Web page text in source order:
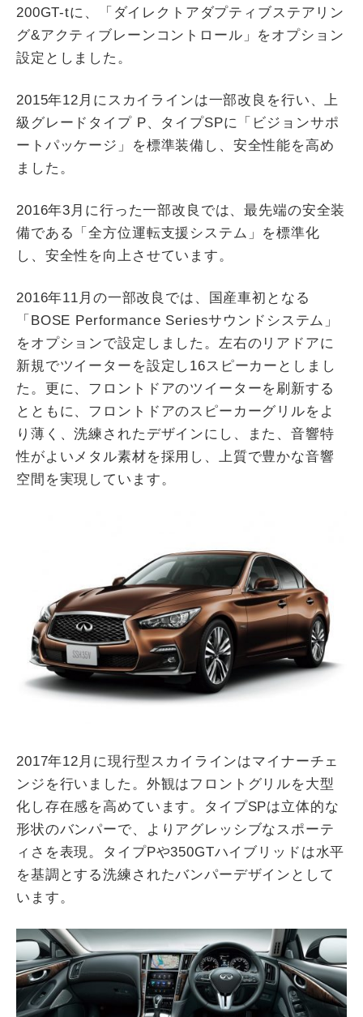
200GT-tに、「ダイレクトアダプティブステアリン
グ&アクティブレーンコントロール」をオプション
設定としました。
2015年12月にスカイラインは一部改良を行い、上
級グレードタイプ P、タイプSPに「ビジョンサポ
ートパッケージ」を標準装備し、安全性能を高め
ました。
2016年3月に行った一部改良では、最先端の安全装
備である「全方位運転支援システム」を標準化
し、安全性を向上させています。
2016年11月の一部改良では、国産車初となる
「BOSE Performance Seriesサウンドシステム」
をオプションで設定しました。左右のリアドアに
新規でツイーターを設定し16スピーカーとしまし
た。更に、フロントドアのツイーターを刷新する
とともに、フロントドアのスピーカーグリルをよ
り薄く、洗練されたデザインにし、また、音響特
性がよいメタル素材を採用し、上質で豊かな音響
空間を実現しています。
2017年12月に現行型スカイラインはマイナーチェ
ンジを行いました。外観はフロントグリルを大型
化し存在感を高めています。タイプSPは立体的な
形状のバンパーで、よりアグレッシブなスポーテ
ィさを表現。タイプPや350GTハイブリッドは水平
を基調とする洗練されたバンパーデザインとして
います。